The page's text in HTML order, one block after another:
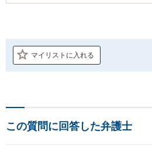
マイリストに入れる
この質問に回答した弁護士